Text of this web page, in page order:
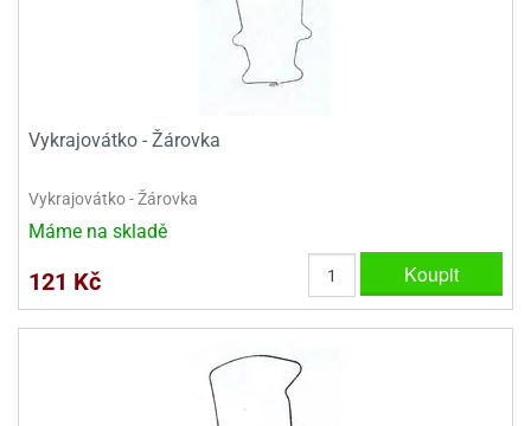
Vykrajovátko - Žárovka
Vykrajovátko - Žárovka
Máme na skladě
121 Kč Koupit